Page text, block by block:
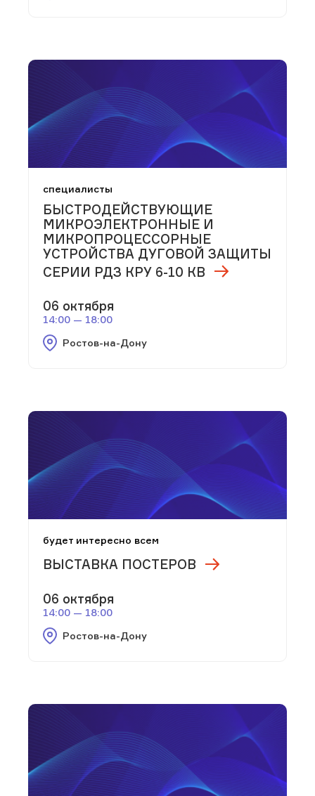
специалисты
БЫСТРОДЕЙСТВУЮЩИЕ
МИКРОЭЛЕКТРОННЫЕ И
МИКРОПРОЦЕССОРНЫЕ
УСТРОЙСТВА ДУГОВОЙ ЗАЩИТЫ
СЕРИИ РДЗ КРУ 6-10 КВ
06 октября
14:00 — 18:00
Ростов-на-Дону
будет интересно всем
ВЫСТАВКА ПОСТЕРОВ
06 октября
14:00 — 18:00
Ростов-на-Дону